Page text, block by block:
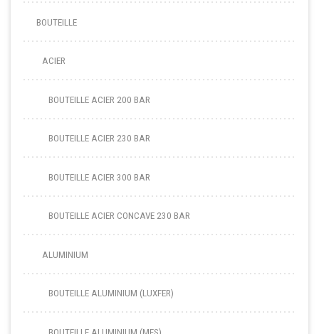
BOUTEILLE
ACIER
BOUTEILLE ACIER 200 BAR
BOUTEILLE ACIER 230 BAR
BOUTEILLE ACIER 300 BAR
BOUTEILLE ACIER CONCAVE 230 BAR
ALUMINIUM
BOUTEILLE ALUMINIUM (LUXFER)